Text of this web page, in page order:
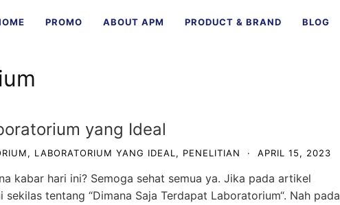
PROMO ABOUT APM PRODUCT & BRAND BLOG
yang Ideal
, LABORATORIUM YANG IDEAL , PENELITIAN · APRIL 15, 2023
kabar hari ini? Semoga sehat semua ya. Jika pada artikel
sekilas tentang “Dimana Saja Terdapat Laboratorium“. Nah pada